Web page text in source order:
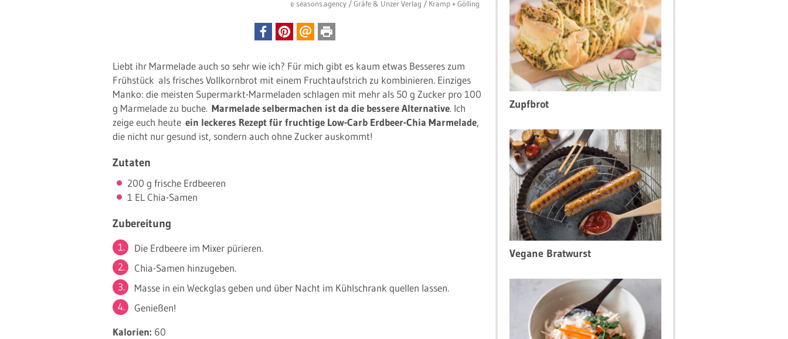
© seasons.agency / Gräfe & Unzer Verlag / Kramp + Gölling
Liebt ihr Marmelade auch so sehr wie ich? Für mich gibt es kaum etwas Besseres zum
Frühstück als frisches Vollkornbrot mit einem Fruchtaufstrich zu kombinieren. Einziges
Manko: die meisten Supermarkt-Marmeladen schlagen mit mehr als 50 g Zucker pro 100
g Marmelade zu buche. Marmelade selbermachen ist da die bessere Alternative. Ich
zeige euch heute ein leckeres Rezept für fruchtige Low-Carb Erdbeer-Chia Marmelade,
die nicht nur gesund ist, sondern auch ohne Zucker auskommt!
Zutaten
200 g frische Erdbeeren
1 EL Chia-Samen
Zubereitung
Die Erdbeere im Mixer pürieren.
Chia-Samen hinzugeben.
Masse in ein Weckglas geben und über Nacht im Kühlschrank quellen lassen.
Genießen!
Kalorien: 60
Zupfbrot
Vegane Bratwurst